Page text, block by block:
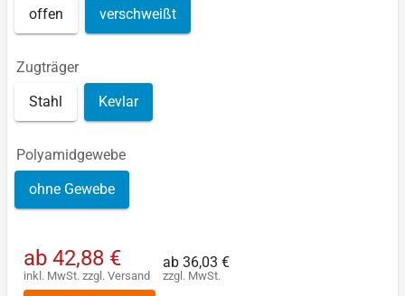
offen verschweißt
Zugträger
Stahl Kevlar
Polyamidgewebe
ohne Gewebe
ab 42,88 €
inkl. MwSt. zzgl. Versand
ab 36,03 €
zzgl. MwSt.